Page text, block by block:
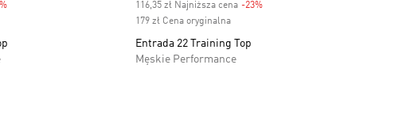
116,35 zł Najniższa cena -23%Discount
179 zł Cena oryginalna
Entrada 22 Training Top
Męskie Performance